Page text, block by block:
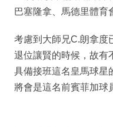
巴塞隆拿、馬德里體育
考慮到大師兄C.朗拿度
退位讓賢的時候，故有
具備接班這名皇馬球星
將會是這名前賓菲加球